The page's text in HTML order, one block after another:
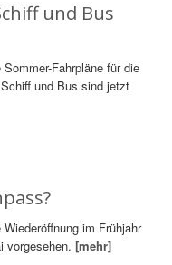
und Bus
Fahrpläne für die
und Bus sind jetzt
im Frühjahr
vorgesehen.[mehr]